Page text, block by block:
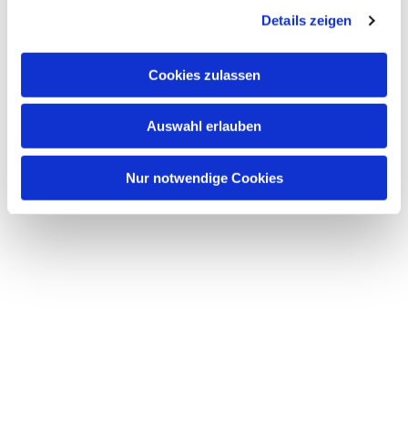
Details zeigen
Cookies zulassen
Auswahl erlauben
Nur notwendige Cookies